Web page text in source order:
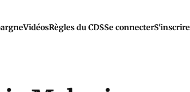
VidéosRègles du CDSSe connecterS'inscrire